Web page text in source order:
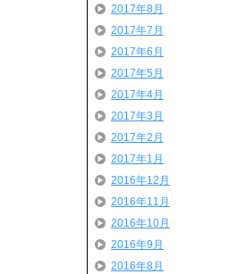
2017年8月
2017年7月
2017年6月
2017年5月
2017年4月
2017年3月
2017年2月
2017年1月
2016年12月
2016年11月
2016年10月
2016年9月
2016年8月